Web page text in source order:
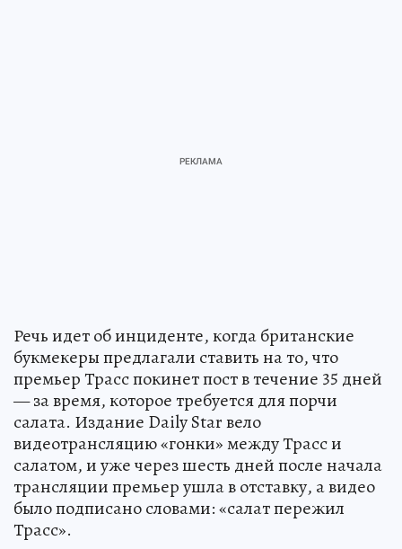
Речь идет об инциденте, когда британские
букмекеры предлагали ставить на то, что
премьер Трасс покинет пост в течение 35 дней
— за время, которое требуется для порчи
салата. Издание Daily Star вело
видеотрансляцию «гонки» между Трасс и
салатом, и уже через шесть дней после начала
трансляции премьер ушла в отставку, а видео
было подписано словами: «салат пережил
Трасс».